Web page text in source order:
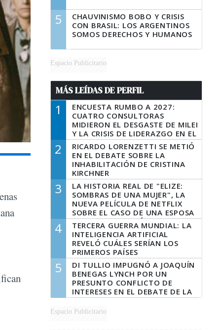
5
CHAUVINISMO BOBO Y CRISIS
CON BRASIL: LOS ARGENTINOS
SOMOS DERECHOS Y HUMANOS
Espacio Publicitario
MÁS LEÍDAS DE PERFIL
1
ENCUESTA RUMBO A 2027:
CUATRO CONSULTORAS
MIDIERON EL DESGASTE DE MILEI
Y LA CRISIS DE LIDERAZGO EN EL
PERONISMO
2
RICARDO LORENZETTI SE METIÓ
EN EL DEBATE SOBRE LA
INHABILITACIÓN DE CRISTINA
KIRCHNER
3
LA HISTORIA REAL DE "ELIZE:
SOMBRAS DE UNA MUJER", LA
NUEVA PELÍCULA DE NETFLIX
SOBRE EL CASO DE UNA ESPOSA
QUE DESCUARTIZÓ A SU
MARIDO
4
TERCERA GUERRA MUNDIAL: LA
INTELIGENCIA ARTIFICIAL
REVELÓ CUÁLES SERÍAN LOS
PRIMEROS PAÍSES
LATINOAMERICANOS EN SER
DERROTADOS
5
DI TULLIO IMPUGNÓ A JOAQUÍN
BENEGAS LYNCH POR UN
PRESUNTO CONFLICTO DE
INTERESES EN EL DEBATE DE LA
LEY DE TIERRAS
Espacio Publicitario